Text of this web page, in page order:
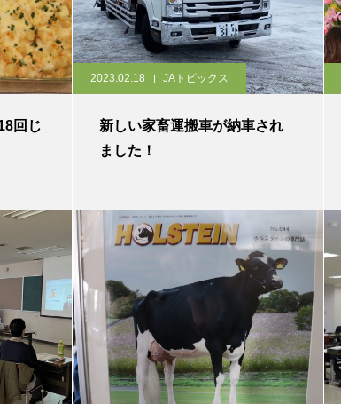
回じ
2023.02.18 JAトピックス
新しい家畜運搬車が納車され
ました！